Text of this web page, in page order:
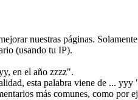
nuestras páginas.
(usando tu IP).
en el año zzzz".
esta palabra viene de ... yyy
más comunes, como por